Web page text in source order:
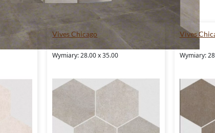
Vives Chicago
Wymiary: 28.00 x 35.00
Vives
Wymiary: